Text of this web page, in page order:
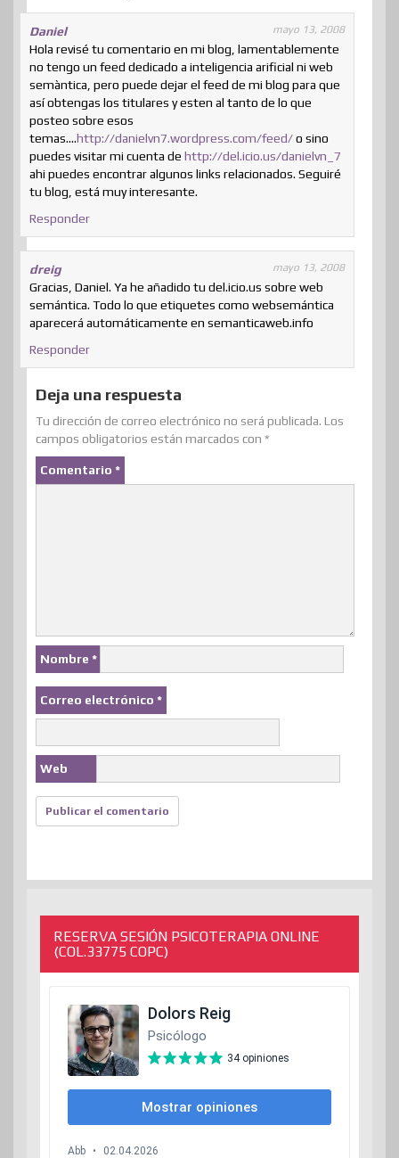
Daniel mayo 13, 2008
Hola revisé tu comentario en mi blog, lamentablemente
no tengo un feed dedicado a inteligencia arificial ni web
semàntica, pero puede dejar el feed de mi blog para que
así obtengas los titulares y esten al tanto de lo que
posteo sobre esos
temas….http://danielvn7.wordpress.com/feed/o sino
puedes visitar mi cuenta dehttp://del.icio.us/danielvn_7
ahi puedes encontrar algunos links relacionados. Seguiré
tu blog, está muy interesante.
Responder
dreig mayo 13, 2008
Gracias, Daniel. Ya he añadido tu del.icio.us sobre web
semántica. Todo lo que etiquetes como websemántica
aparecerá automáticamente en semanticaweb.info
Responder
Deja una respuesta
Tu dirección de correo electrónico no será publicada. Los
campos obligatorios están marcados con *
Comentario *
Nombre *
Correo electrónico *
Web
RESERVA SESIÓN PSICOTERAPIA ONLINE
(COL.33775 COPC)